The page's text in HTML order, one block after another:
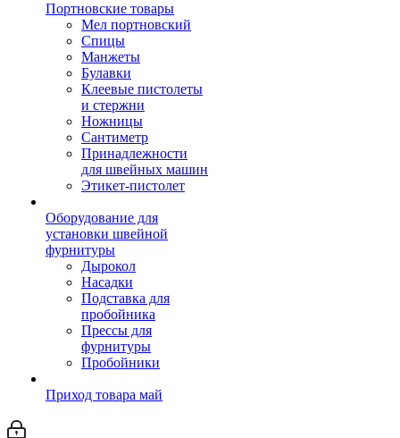
Портновские товары
Мел портновский
Спицы
Манжеты
Булавки
Клеевые пистолеты
и стержни
Ножницы
Сантиметр
Принадлежности
для швейных машин
Этикет-пистолет
Оборудование для
установки швейной
фурнитуры
Дырокол
Насадки
Подставка для
пробойника
Прессы для
фурнитуры
Пробойники
Приход товара май